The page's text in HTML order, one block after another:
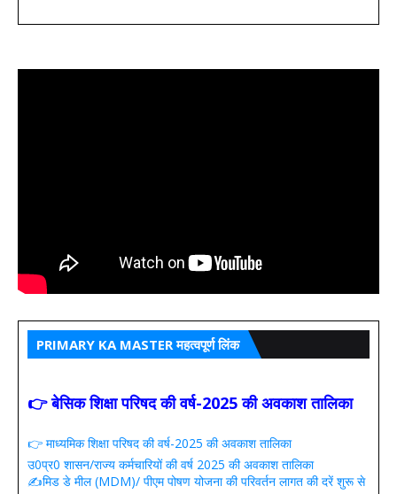
PRIMARY KA MASTER महत्वपूर्ण लिंक
👉 बेसिक शिक्षा परिषद की वर्ष-2025 की अवकाश तालिका
👉 माध्यमिक शिक्षा परिषद की वर्ष-2025 की अवकाश तालिका
उ0प्र0 शासन/राज्य कर्मचारियों की वर्ष 2025 की अवकाश तालिका
✍️मिड डे मील (MDM)/ पीएम पोषण योजना की परिवर्तन लागत की दरें शुरू से